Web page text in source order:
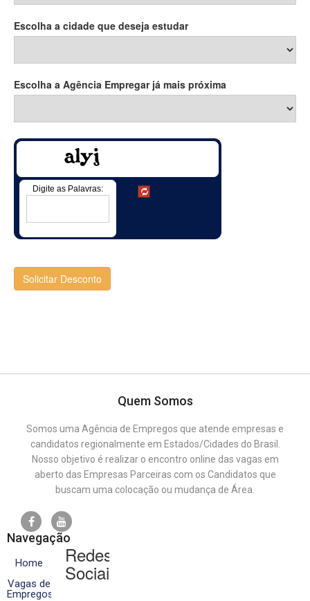
Escolha a cidade que deseja estudar
Escolha a Agência Empregar já mais próxima
Digite as Palavras:
Solicitar Desconto
Quem Somos
Somos uma Agência de Empregos que atende empresas e
candidatos regionalmente em Estados/Cidades do Brasil.
Nosso objetivo é realizar o encontro online das vagas em
aberto das Empresas Parceiras com os Candidatos que
buscam uma colocação ou mudança de Área.
Navegação
Home
Vagas de
Empregos
Redes
Sociais